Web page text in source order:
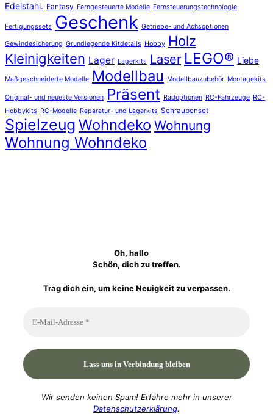
Edelstahl. Fantasy Ferngesteuerte Modelle Fernsteuerungstechnologie
Fertigungssets Geschenk Getriebe- und Achsoptionen
Gewindesicherung Grundlegende Kitdetails Hobby Holz
Kleinigkeiten Lager Lagerkits Laser LEGO® Liebe
Maßgeschneiderte Modelle Modellbau Modellbauzubehör Montagekits
Original- und neueste Versionen Präsent Radoptionen RC-Fahrzeuge RC-
Hobbykits RC-Modelle Reparatur- und Lagerkits Schraubenset
Spielzeug Wohndeko Wohnung
Wohnung Wohndeko
Oh, hallo
Schön, dich zu treffen.
Trag dich ein, um keine Neuigkeit zu verpassen.
Wir senden keinen Spam! Erfahre mehr in unserer
Datenschutzerklärung.